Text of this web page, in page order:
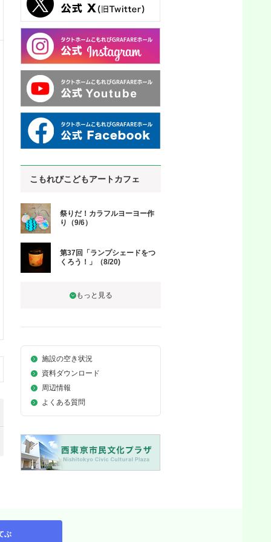
こもれびこどもアートカフェ
祭りだ！カラフルヨーヨー作
り（9/6）
第37回「ランプシェードをつ
くろう！」（8/20)
施設の空き状況
資料ダウンロード
周辺情報
よくある質問
ぶ